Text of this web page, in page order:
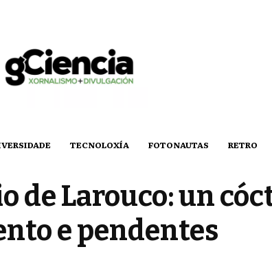
TECNOLOXÍA FOTONAUTAS RETRO
de Larouco: un
e pendentes